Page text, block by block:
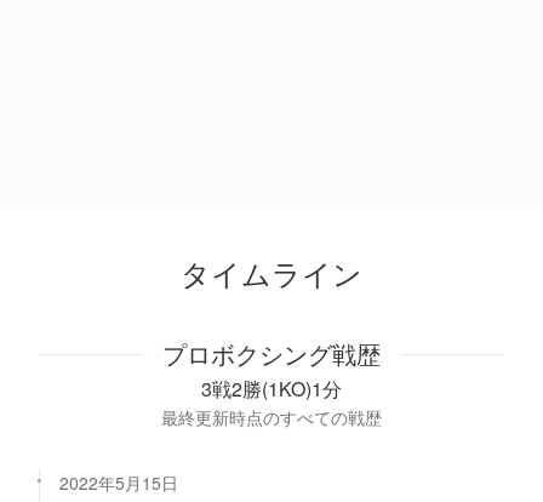
タイムライン
プロボクシング戦歴
3戦2勝(1KO)1分
最終更新時点のすべての戦歴
2022年5月15日